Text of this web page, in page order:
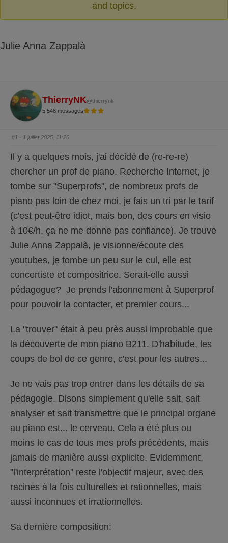
ici :
and topics.
Julie Anna Zappalà
ThierryNK@thierrynk
5 546 messages
#1 · 1 juillet 2025, 11:26
Il y a quelques mois, j'ai décidé de (re-re-re)
chercher un prof de piano. Recherche Internet, je
tombe sur "Superprofs", de nombreux profs de
piano pas loin de chez moi, je fais un tri par le tarif
(c'est peut-être idiot, mais bon, des cours en visio
à 10€/h, ça ne me donne pas confiance). Je trouve
Julie Anna Zappalà, je visionne/écoute des
youtubes, je tombe un peu sur le cul, elle est
concertiste et compositrice. Serait-elle aussi
pédagogue? Je prends l'abonnement à Superprof
pour pouvoir la contacter, et premier cours...
La "trouver" était à peu près aussi improbable que
la découverte de mon piano B211. D'habitude, les
coups de bol de ce genre, c'est pour les autres...
Je ne vais pas trop entrer dans les détails de sa
pédagogie. Disons simplement qu'elle sait, sait
analyser et sait transmettre que le principal organe
au piano est... le cerveau. Cela a été plus ou
moins le cas de tous mes profs précédents, mais
jamais de manière aussi explicite. Evidemment,
"l'interprétation" reste l'objectif majeur, avec des
racines à la fois culturelles et rationnelles, mais
aussi inconnues et irrationnelles.
Sa dernière composition: